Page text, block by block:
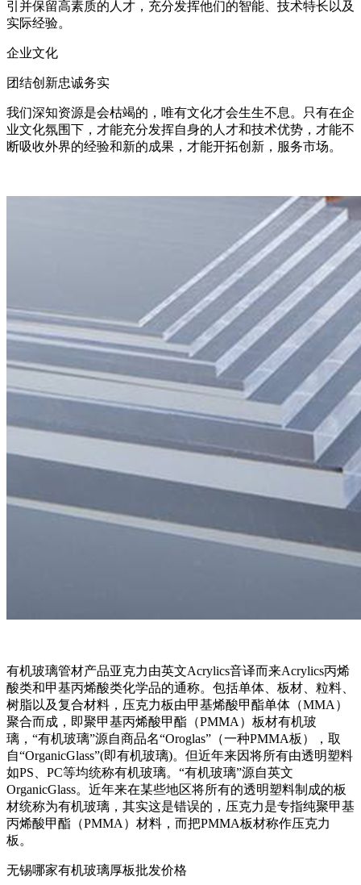
引并保留高素质的人才，充分发挥他们的智能、技术特长以及
实际经验。
企业文化
团结创新忠诚务实
我们深知资源是会枯竭的，唯有文化才会生生不息。只有在企
业文化氛围下，才能充分发挥自身的人才和技术优势，才能不
断吸收外界的经验和新的成果，才能开拓创新，服务市场。
有机玻璃管材产品亚克力由英文Acrylics音译而来Acrylics丙烯
酸类和甲基丙烯酸类化学品的通称。包括单体、板材、粒料、
树脂以及复合材料，压克力板由甲基烯酸甲酯单体（MMA）
聚合而成，即聚甲基丙烯酸甲酯（PMMA）板材有机玻
璃，“有机玻璃”源自商品名“Oroglas”（一种PMMA板），取
自“OrganicGlass”(即有机玻璃)。但近年来因将所有由透明塑料
如PS、PC等均统称有机玻璃。“有机玻璃”源自英文
OrganicGlass。近年来在某些地区将所有的透明塑料制成的板
材统称为有机玻璃，其实这是错误的，压克力是专指纯聚甲基
丙烯酸甲酯（PMMA）材料，而把PMMA板材称作压克力
板。
无锡哪家有机玻璃厚板批发价格